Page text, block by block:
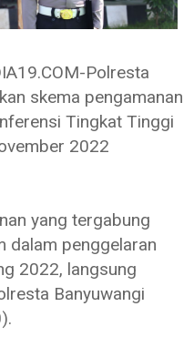
Polresta
skema pengamanan
Tingkat Tinggi
2022
yang tergabung
dalam penggelaran
2022, langsung
Banyuwangi